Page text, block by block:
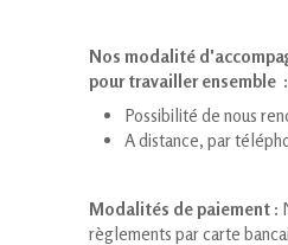
Nos modalité
pour travailler ensemble :
Possibilité de nous
A distance, par
Modalités de paiement :
règlements par carte